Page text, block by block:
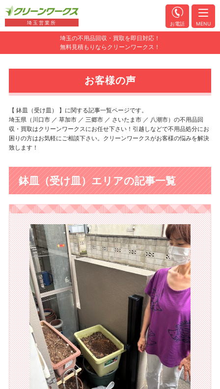
埼玉の不用品回収・買取を即日対応！
無料見積もりならクリーンワークス！
埼玉営業所 お電話 MENU
お客様の声
【 鉢皿（受け皿） 】に関する記事一覧ページです。
埼玉県（川口市 ／ 草加市 ／ 三郷市 ／ さいたま市 ／ 八潮市）の不用品回
収・買取はクリーンワークスにお任せ下さい！引越しなどで不用品処分にお
困りの方はお気軽にご相談下さい。クリーンワークスがお客様の悩みを解決
致します！
鉢皿（受け皿）エリアの記事一覧